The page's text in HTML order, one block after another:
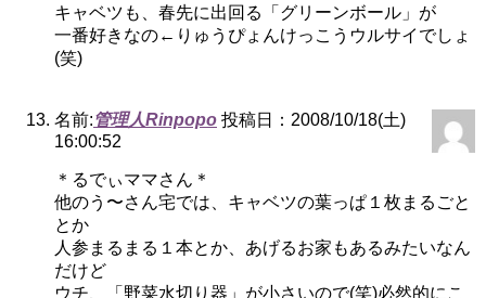
キャベツも、春先に出回る「グリーンボール」が
一番好きなの←りゅうぴょんけっこうウルサイでしょ
(笑)
名前:管理人Rinpopo 投稿日：2008/10/18(土)
16:00:52
＊るでぃママさん＊
他のう〜さん宅では、キャベツの葉っぱ１枚まるごと
とか
人参まるまる１本とか、あげるお家もあるみたいなん
だけど
ウチ、「野菜水切り器」が小さいので(笑)必然的にこ